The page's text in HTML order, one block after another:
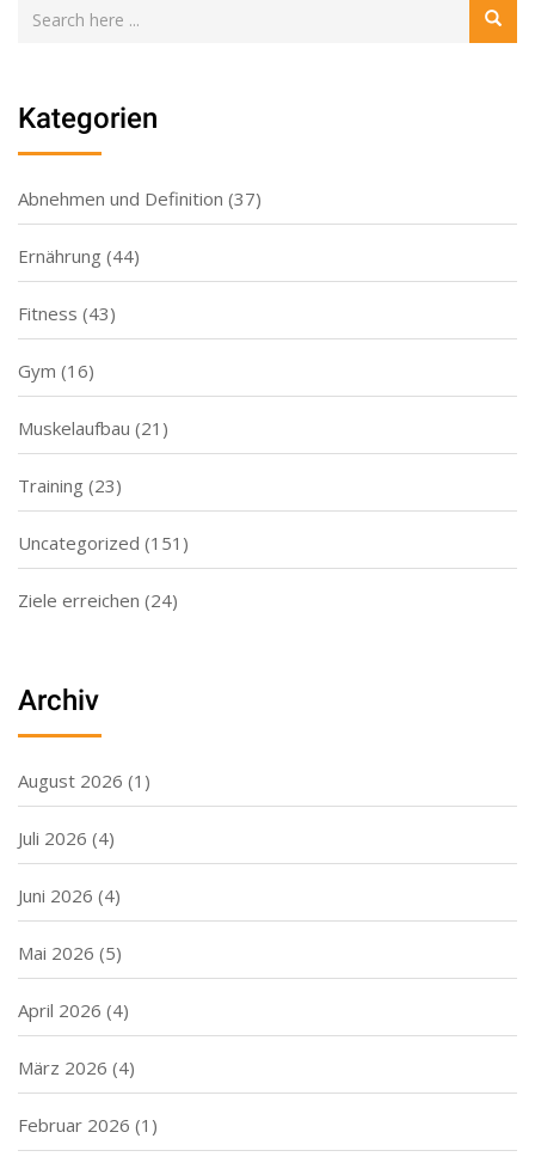
Kategorien
Abnehmen und Definition (37)
Ernährung (44)
Fitness (43)
Gym (16)
Muskelaufbau (21)
Training (23)
Uncategorized (151)
Ziele erreichen (24)
Archiv
August 2026 (1)
Juli 2026 (4)
Juni 2026 (4)
Mai 2026 (5)
April 2026 (4)
März 2026 (4)
Februar 2026 (1)